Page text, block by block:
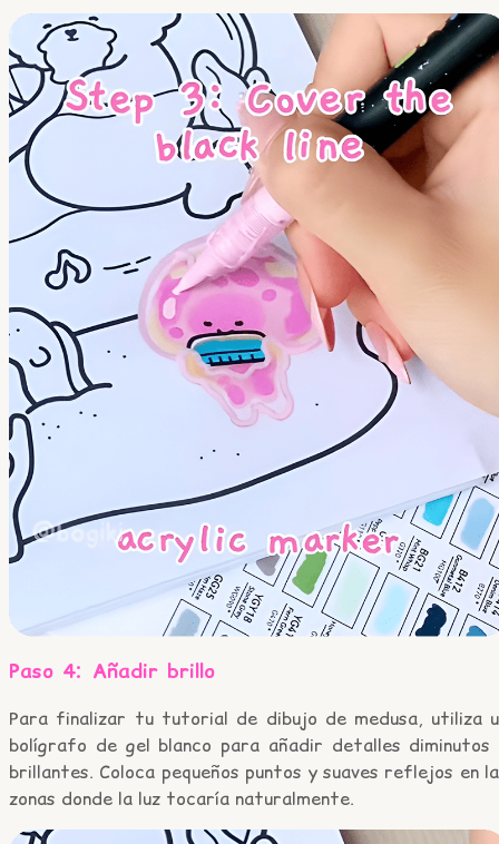
Paso 4: Añadir brillo
Para finalizar tu tutorial de dibujo de medusa, utiliza
bolígrafo de gel blanco para añadir detalles diminutos
brillantes. Coloca pequeños puntos y suaves reflejos en
zonas donde la luz tocaría naturalmente.